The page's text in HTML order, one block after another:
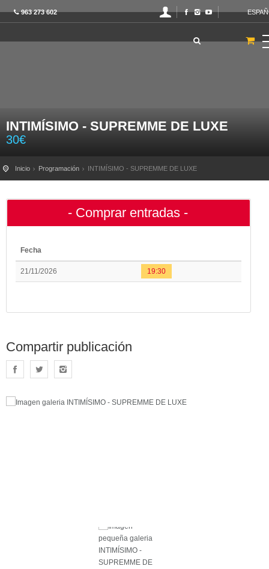
963 273 602
INTIMÍSIMO - SUPREMME DE LUXE
30€
Inicio Programación INTIMÍSIMO - SUPREMME DE LUXE
- Comprar entradas -
Fecha
21/11/2026 19:30
Compartir publicación